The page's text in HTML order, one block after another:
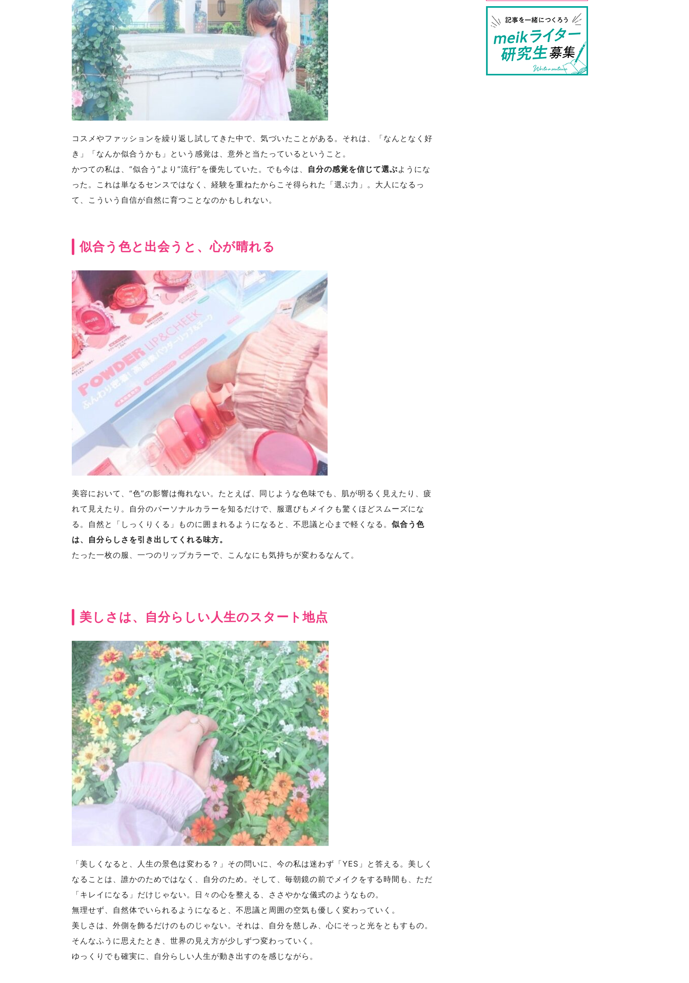
コスメやファッションを繰り返し試してきた中で、気づいたことがある。それは、「なんとなく好
き」「なんか似合うかも」という感覚は、意外と当たっているということ。
かつての私は、“似合う”より“流行”を優先していた。でも今は、
自分の感覚を信じて選ぶようにな
った。これは単なるセンスではなく、経験を重ねたからこそ得られた「選ぶ力」。大人になるっ
て、こういう自信が自然に育つことなのかもしれない。
似合う色と出会うと、心が晴れる
美容において、“色”の影響は侮れない。たとえば、同じような色味でも、肌が明るく見えたり、疲
れて見えたり。自分のパーソナルカラーを知るだけで、服選びもメイクも驚くほどスムーズにな
る。自然と「しっくりくる」ものに囲まれるようになると、不思議と心まで軽くなる。 似合う色
は、自分らしさを引き出してくれる味方。
たった一枚の服、一つのリップカラーで、こんなにも気持ちが変わるなんて。
美しさは、自分らしい人生のスタート地点
「美しくなると、人生の景色は変わる？」その問いに、今の私は迷わず「YES」と答える。美しく
なることは、誰かのためではなく、自分のため。そして、毎朝鏡の前でメイクをする時間も、ただ
「キレイになる」だけじゃない。日々の心を整える、ささやかな儀式のようなもの。
無理せず、自然体でいられるようになると、不思議と周囲の空気も優しく変わっていく。
美しさは、外側を飾るだけのものじゃない。それは、自分を慈しみ、心にそっと光をともすもの。
そんなふうに思えたとき、世界の見え方が少しずつ変わっていく。
ゆっくりでも確実に、自分らしい人生が動き出すのを感じながら。